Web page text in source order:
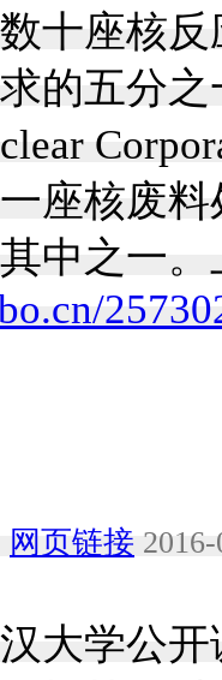
十座核
的五分
座核废
中之一
网页链接
汉大学公